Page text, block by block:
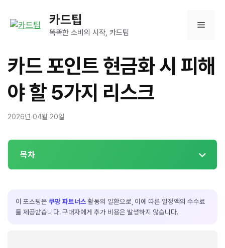
카드팁
똑똑한 소비의 시작, 카드팁
메
카드 포인트 현금화 시 피해
야 할 5가지 리스크
2026년 04월 20일
목차
이 포스팅은 쿠팡 파트너스 활동의 일환으로, 이에 따른 일정액의 수수료
를 제공받습니다. 구매자에게 추가 비용은 발생하지 않습니다.